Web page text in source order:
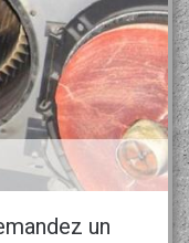
un